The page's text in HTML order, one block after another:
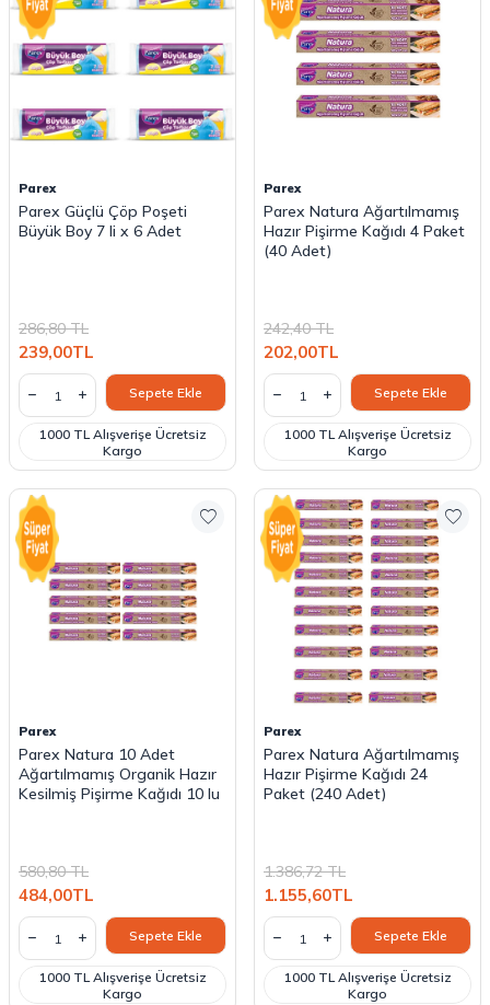
Parex
Parex Güçlü Çöp Poşeti
Büyük Boy 7 li x 6 Adet
286,80TL
239,00TL
Sepete Ekle
1000 TL Alışverişe Ücretsiz
Kargo
Parex
Parex Natura Ağartılmamış
Hazır Pişirme Kağıdı 4 Paket
(40 Adet)
242,40TL
202,00TL
Sepete Ekle
1000 TL Alışverişe Ücretsiz
Kargo
Parex
Parex Natura 10 Adet
Ağartılmamış Organik Hazır
Kesilmiş Pişirme Kağıdı 10 lu
580,80TL
484,00TL
Sepete Ekle
1000 TL Alışverişe Ücretsiz
Kargo
Parex
Parex Natura Ağartılmamış
Hazır Pişirme Kağıdı 24
Paket (240 Adet)
1.386,72TL
1.155,60TL
Sepete Ekle
1000 TL Alışverişe Ücretsiz
Kargo